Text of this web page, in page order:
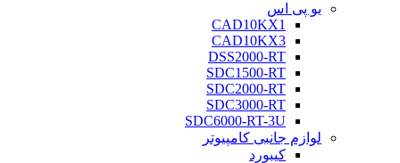
یو پی اس
CAD10KX1
CAD10KX3
DSS2000-RT
SDC1500-RT
SDC2000-RT
SDC3000-RT
SDC6000-RT-3U
لوازم جانبی کامپیوتر
کیبورد